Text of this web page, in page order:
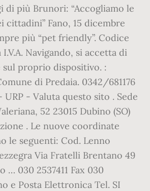
di più Brunori: “Accogliamo le
cittadini” Fano, 15 dicembre
più “pet friendly”. Codice
Navigando, si accetta di
proprio dispositivo. :
di Predaia. 0342/681176
- Valuta questo sito . Sede
52 23015 Dubino (SO)
. Le nuove coordinate
le seguenti: Cod. Lenno
Via Fratelli Brentano 49
030 2537411 Fax 030
e Posta Elettronica Tel. SI